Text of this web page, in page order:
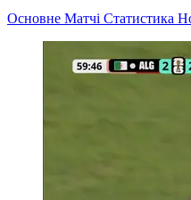
Основне Матчі Статистика